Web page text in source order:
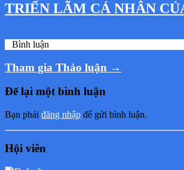
TRIỂN LÃM CÁ NHÂN
Bình luận
Tham gia Thảo luận →
Để lại một bình luận
Bạn phải đăng nhập để gửi bình luận.
Hội viên